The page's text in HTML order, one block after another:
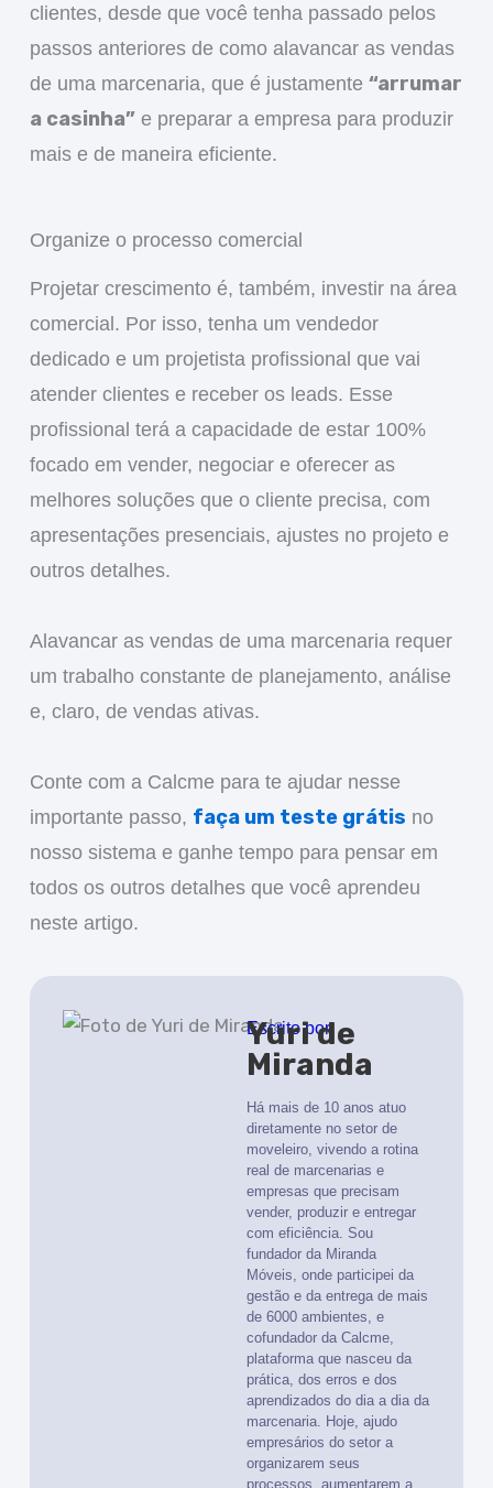
clientes, desde que você tenha passado pelos
passos anteriores de como alavancar as vendas
de uma marcenaria, que é justamente “arrumar
a casinha”e preparar a empresa para produzir
mais e de maneira eficiente.
Organize o processo comercial
Projetar crescimento é, também, investir na área
comercial. Por isso, tenha um vendedor
dedicado e um projetista profissional que vai
atender clientes e receber os leads. Esse
profissional terá a capacidade de estar 100%
focado em vender, negociar e oferecer as
melhores soluções que o cliente precisa, com
apresentações presenciais, ajustes no projeto e
outros detalhes.
Alavancar as vendas de uma marcenaria requer
um trabalho constante de planejamento, análise
e, claro, de vendas ativas.
Conte com a Calcme para te ajudar nesse
importante passo, faça um teste grátis no
nosso sistema e ganhe tempo para pensar em
todos os outros detalhes que você aprendeu
neste artigo.
Escrito por
Yuri de
Miranda
Há mais de 10 anos atuo
diretamente no setor de
moveleiro, vivendo a rotina
real de marcenarias e
empresas que precisam
vender, produzir e entregar
com eficiência. Sou
fundador da Miranda
Móveis, onde participei da
gestão e da entrega de mais
de 6000 ambientes, e
cofundador da Calcme,
plataforma que nasceu da
prática, dos erros e dos
aprendizados do dia a dia da
marcenaria. Hoje, ajudo
empresários do setor a
organizarem seus
processos, aumentarem a